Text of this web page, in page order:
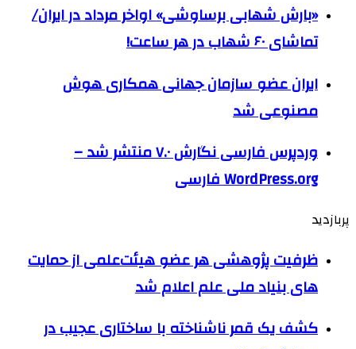
«بارش شهابی برساوشی» اواخر مرداد در ایران/
تماشای ۶۰ شهاب در هر ساعت!
ایران عضو سازمان جهانی همکاری هوش
مصنوعی شد
وردپرس فارسی نگارش ۷.۰ منتشر شد –
WordPress.org فارسی
پربازدید
ظرفیت پژوهشی هر عضو هیئت‌علمی از حمایت
های بنیاد ملی علم اعلام شد
کشف یک قمر ناشناخته با ساختاری عجیب در